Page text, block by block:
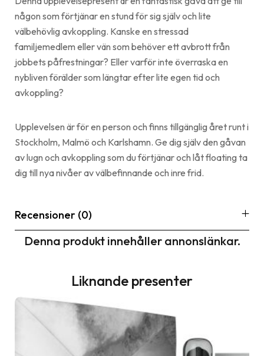
någon som förtjänar en stund för sig själv och lite
välbehövlig avkoppling. Kanske en stressad
familjemedlem eller vän som behöver ett avbrott från
jobbets påfrestningar? Eller varför inte överraska en
nybliven förälder som längtar efter lite egen tid och
avkoppling?
Upplevelsen är för en person och finns tillgänglig året runt i
Stockholm, Malmö och Karlshamn. Ge dig själv den gåvan
av lugn och avkoppling som du förtjänar och låt floating ta
dig till nya nivåer av välbefinnande och inre frid.
Recensioner (0)
Denna produkt innehåller annonslänkar.
Liknande presenter